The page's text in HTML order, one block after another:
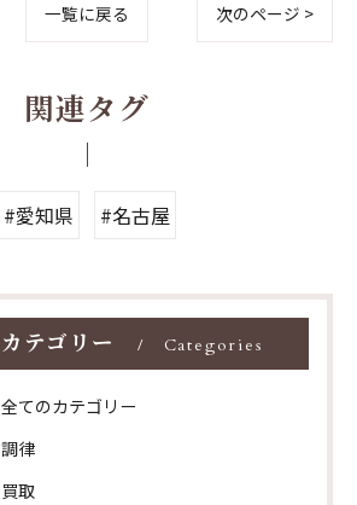
一覧に戻る 次のページ >
関連タグ
#愛知県 #名古屋
カテゴリー Categories
全てのカテゴリー
調律
買取